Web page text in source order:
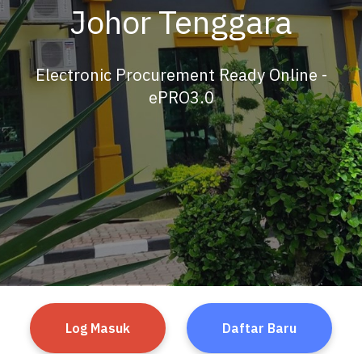
Johor Tenggara
Electronic Procurement Ready Online -
ePRO3.0
Log Masuk Daftar Baru